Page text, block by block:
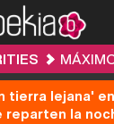
tierra lejana'
reparten la